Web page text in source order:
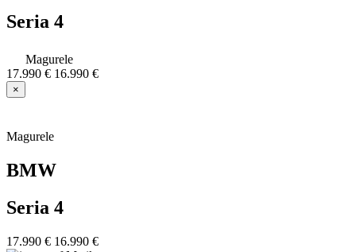
Seria 4
Magurele
17.990 € 16.990 €
×
Magurele
BMW
Seria 4
17.990 € 16.990 €